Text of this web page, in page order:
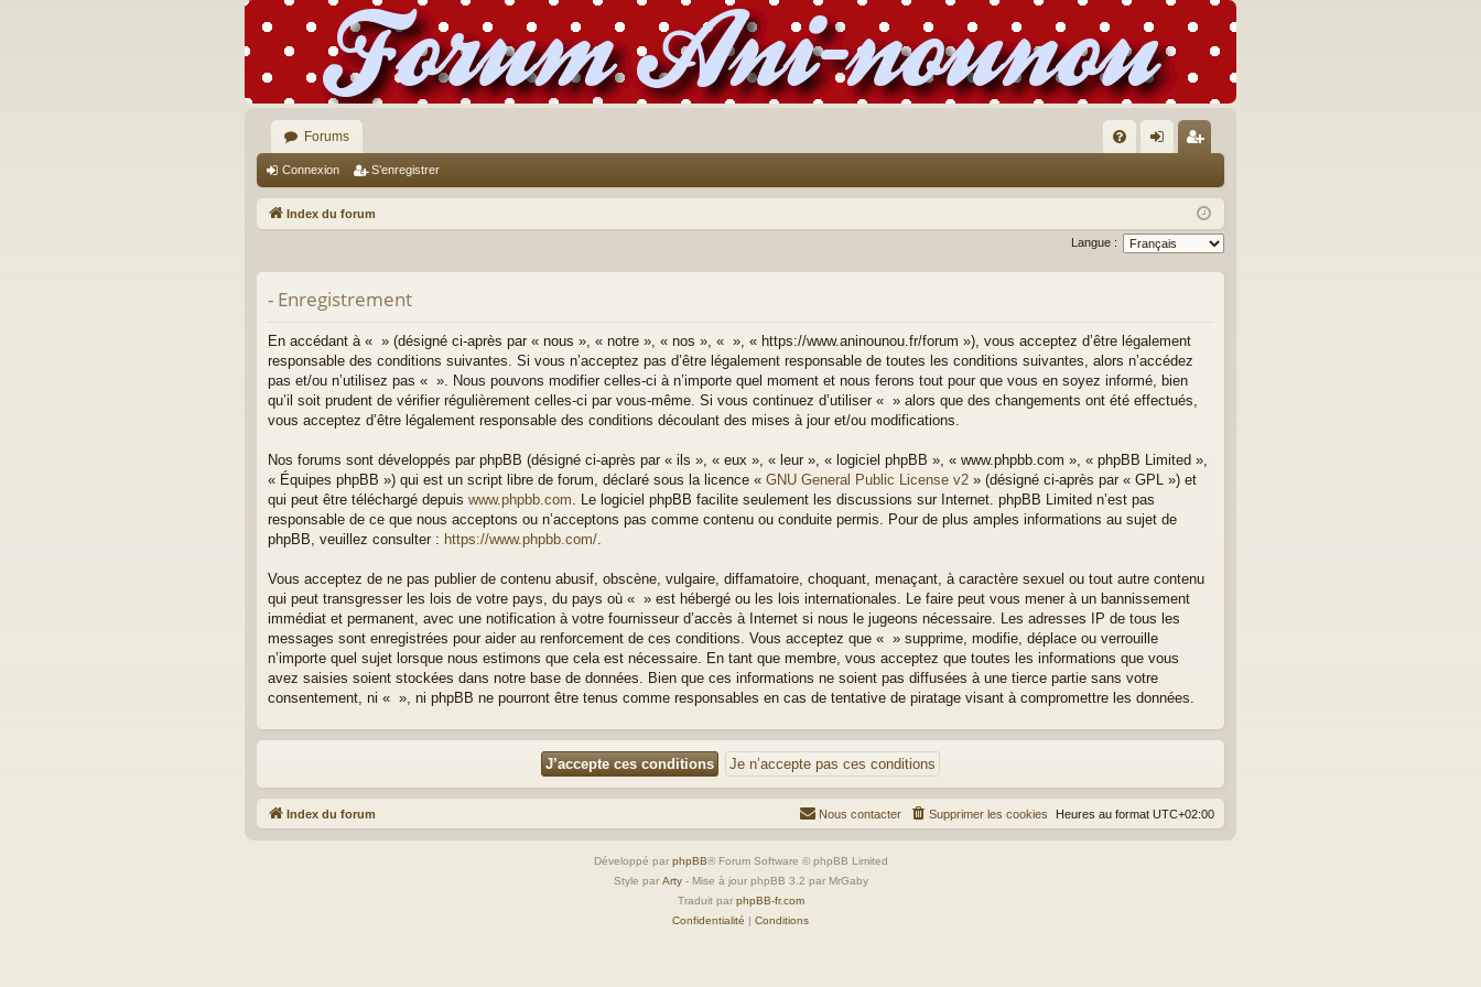
Forums
Q ne
xi
on
nr
eg
ist
Connexion S’enregistrer
Index du forum
Langue :
- Enregistrement
En accédant à « » (désigné ci-après par « nous », « notre », « nos », « », « https://www.aninounou.fr/forum »), vous acceptez d’être légalement
responsable des conditions suivantes. Si vous n’acceptez pas d’être légalement responsable de toutes les conditions suivantes, alors n’accédez
pas et/ou n’utilisez pas « ». Nous pouvons modifier celles-ci à n’importe quel moment et nous ferons tout pour que vous en soyez informé, bien
qu’il soit prudent de vérifier régulièrement celles-ci par vous-même. Si vous continuez d’utiliser « » alors que des changements ont été effectués,
vous acceptez d’être légalement responsable des conditions découlant des mises à jour et/ou modifications.
Nos forums sont développés par phpBB (désigné ci-après par « ils », « eux », « leur », « logiciel phpBB », « www.phpbb.com », « phpBB Limited »,
« Équipes phpBB ») qui est un script libre de forum, déclaré sous la licence « GNU General Public License v2 » (désigné ci-après par « GPL ») et
qui peut être téléchargé depuis www.phpbb.com. Le logiciel phpBB facilite seulement les discussions sur Internet. phpBB Limited n’est pas
responsable de ce que nous acceptons ou n’acceptons pas comme contenu ou conduite permis. Pour de plus amples informations au sujet de
phpBB, veuillez consulter : https://www.phpbb.com/.
Vous acceptez de ne pas publier de contenu abusif, obscène, vulgaire, diffamatoire, choquant, menaçant, à caractère sexuel ou tout autre contenu
qui peut transgresser les lois de votre pays, du pays où « » est hébergé ou les lois internationales. Le faire peut vous mener à un bannissement
immédiat et permanent, avec une notification à votre fournisseur d’accès à Internet si nous le jugeons nécessaire. Les adresses IP de tous les
messages sont enregistrées pour aider au renforcement de ces conditions. Vous acceptez que « » supprime, modifie, déplace ou verrouille
n’importe quel sujet lorsque nous estimons que cela est nécessaire. En tant que membre, vous acceptez que toutes les informations que vous
avez saisies soient stockées dans notre base de données. Bien que ces informations ne soient pas diffusées à une tierce partie sans votre
consentement, ni « », ni phpBB ne pourront être tenus comme responsables en cas de tentative de piratage visant à compromettre les données.
Index du forum Heures au format UTC+02:00
Supprimer les cookies
Nous contacter
Développé par phpBB® Forum Software © phpBB Limited
Style par Arty- Mise à jour phpBB 3.2 par MrGaby
Traduit par phpBB-fr.com
Confidentialité | Conditions